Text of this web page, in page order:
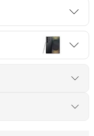
Άνοιξε
Άνοιξε